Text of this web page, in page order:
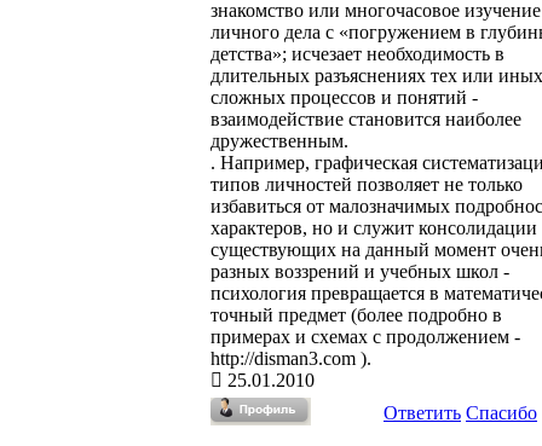
знакомство или многочасовое изучение
личного дела с «погружением в
детства»; исчезает необходимость в
длительных разъяснениях тех или иных
сложных процессов и понятий -
взаимодействие становится наиболее
дружественным.
. Например, графическая
типов личностей позволяет не только
избавиться от малозначимых
характеров, но и служит консолидации
существующих на данный момент
разных воззрений и учебных школ -
психология превращается в
точный предмет (более подробно в
примерах и схемах с продолжением -
http://disman3.com ).
25.01.2010
Ответить Спасибо